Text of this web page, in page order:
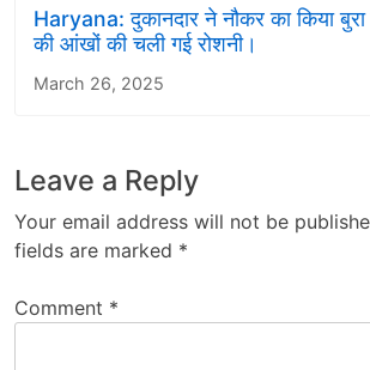
Haryana: दुकानदार ने नौकर का किया बुरा
की आंखों की चली गई रोशनी।
March 26, 2025
Leave a Reply
Your email address will not be
fields are marked *
Comment *